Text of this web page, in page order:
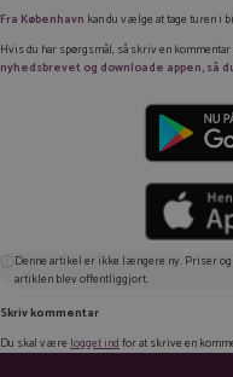
Fra København kan du vælge at tage turen i
Hvis du har spørgsmål, så skriv en kommentar
nyhedsbrevet og downloade appen, så
Denne artikel er ikke længere ny. Priser
artiklen blev offentliggjort.
Skriv kommentar
Du skal værelogget indfor at skrive en